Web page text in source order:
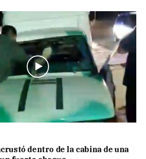
dentro de la cabina de una